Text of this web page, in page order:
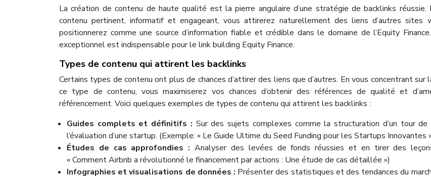
La création de contenu de haute qualité est la pierre angulaire d’une stratégie de backlinks réussie.
contenu pertinent, informatif et engageant, vous attirerez naturellement des liens d’autres sites
positionnerez comme une source d’information fiable et crédible dans le domaine de l’Equity
exceptionnel est indispensable pour le link building Equity Finance.
Types de contenu qui attirent les backlinks
Certains types de contenu ont plus de chances d’attirer des liens que d’autres. En vous concentrant sur
ce type de contenu, vous maximiserez vos chances d’obtenir des références de qualité et
référencement. Voici quelques exemples de types de contenu qui attirent les backlinks :
Guides complets et définitifs : Sur des sujets complexes comme la structuration d’un tour de
l’évaluation d’une startup. (Exemple: « Le Guide Ultime du Seed Funding pour les Startups Innovantes
Études de cas approfondies :Analyser des levées de fonds réussies et en tirer des
« Comment Airbnb a révolutionné le financement par actions : Une étude de cas détaillée »)
Infographies et visualisations de données : Présenter des statistiques et des tendances du